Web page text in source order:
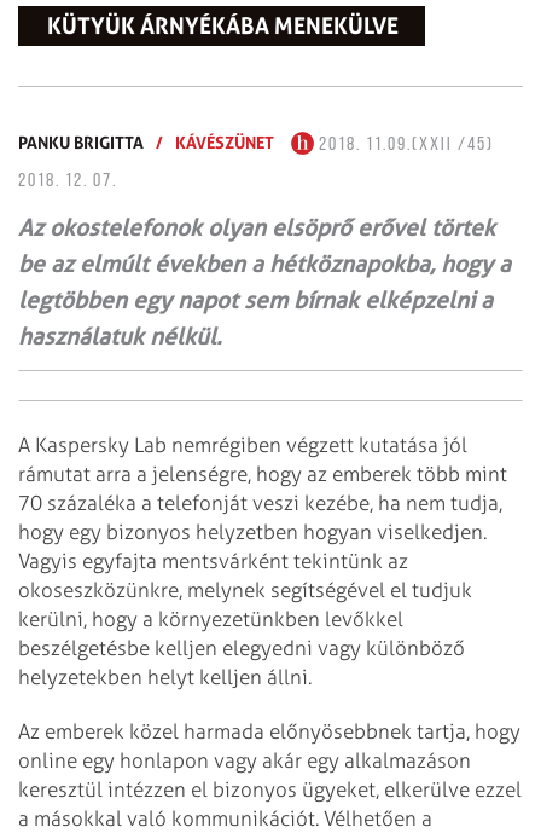
KÜTYÜK ÁRNYÉKÁBA MENEKÜLVE
PANKU BRIGITTA / KÁVÉSZÜNET
2018. 11.09.(XXII /45)
2018. 12. 07.
Az okostelefonok olyan elsöprő erővel törtek
be az elmúlt években a hét­köz­napokba, hogy a
legtöbben egy napot sem bírnak elképzelni a
használatuk nélkül.
A Kaspersky Lab nemrégiben végzett kutatása jól
rámutat arra a jelenségre, hogy az emberek több mint
70 százaléka a telefonját veszi kezébe, ha nem tudja,
hogy egy bizonyos helyzetben hogyan viselkedjen.
Vagyis egyfajta mentsvárként tekintünk az
okoseszközünkre, melynek segítségével el tudjuk
kerülni, hogy a környezetünkben levőkkel
beszélgetésbe kelljen elegyedni vagy különböző
helyzetekben helyt kelljen állni.
Az emberek közel harmada előnyösebbnek tartja, hogy
online egy honlapon vagy akár egy alkalmazáson
keresztül intézzen el bizonyos ügyeket, elkerülve ezzel
a másokkal való kommunikációt. Vélhetően a